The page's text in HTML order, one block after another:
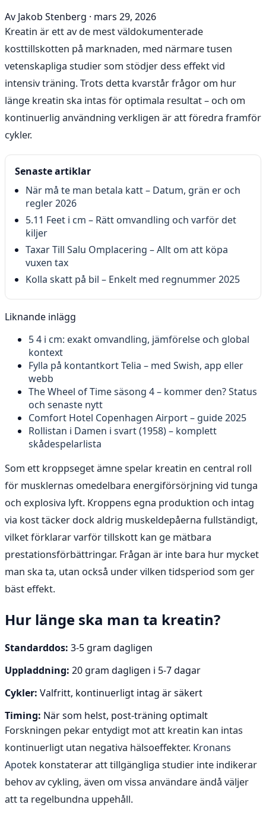
Av Jakob Stenberg · mars 29, 2026
Kreatin är ett av de mest väldokumenterade
kosttillskotten på marknaden, med närmare tusen
vetenskapliga studier som stödjer dess effekt vid
intensiv träning. Trots detta kvarstår frågor om hur
länge kreatin ska intas för optimala resultat – och om
kontinuerlig användning verkligen är att föredra framför
cykler.
Senaste artiklar
När må te man betala katt – Datum, grän er och
regler 2026
5.11 Feet i cm – Rätt omvandling och varför det
kiljer
Taxar Till Salu Omplacering – Allt om att köpa
vuxen tax
Kolla skatt på bil – Enkelt med regnummer 2025
Liknande inlägg
5 4 i cm: exakt omvandling, jämförelse och global
kontext
Fylla på kontantkort Telia – med Swish, app eller
webb
The Wheel of Time säsong 4 – kommer den? Status
och senaste nytt
Comfort Hotel Copenhagen Airport – guide 2025
Rollistan i Damen i svart (1958) – komplett
skådespelarlista
Som ett kroppseget ämne spelar kreatin en central roll
för musklernas omedelbara energiförsörjning vid tunga
och explosiva lyft. Kroppens egna produktion och intag
via kost täcker dock aldrig muskeldepåerna fullständigt,
vilket förklarar varför tillskott kan ge mätbara
prestationsförbättringar. Frågan är inte bara hur mycket
man ska ta, utan också under vilken tidsperiod som ger
bäst effekt.
Hur länge ska man ta kreatin?
Standarddos: 3-5 gram dagligen
Uppladdning: 20 gram dagligen i 5-7 dagar
Cykler: Valfritt, kontinuerligt intag är säkert
Timing: När som helst, post-träning optimalt
Forskningen pekar entydigt mot att kreatin kan intas
kontinuerligt utan negativa hälsoeffekter. Kronans
Apotek konstaterar att tillgängliga studier inte indikerar
behov av cykling, även om vissa användare ändå väljer
att ta regelbundna uppehåll.